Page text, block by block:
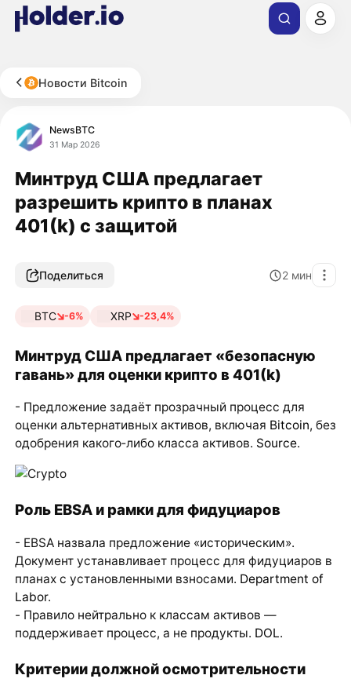
Новости Bitcoin
NewsBTC
31 Мар 2026
Минтруд США предлагает
разрешить крипто в планах
401(k) с защитой
Поделиться 2 мин
BTC -6% XRP -23,4%
Минтруд США предлагает «безопасную
гавань» для оценки крипто в 401(k)
- Предложение задаёт прозрачный процесс для
оценки альтернативных активов, включая Bitcoin, без
одобрения какого‑либо класса активов. Source.
Роль EBSA и рамки для фидуциаров
- EBSA назвала предложение «историческим».
Документ устанавливает процесс для фидуциаров в
планах с установленными взносами. Department of
Labor.
- Правило нейтрально к классам активов —
поддерживает процесс, а не продукты. DOL.
Критерии должной осмотрительности